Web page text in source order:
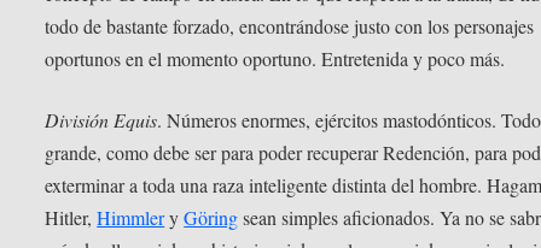
todo de bastante forzado, encontrándose justo con los personajes
oportunos en el momento oportuno. Entretenida y poco más.
División Equis. Números enormes, ejércitos mastodónticos.
grande, como debe ser para poder recuperar Redención, para
exterminar a toda una raza inteligente distinta del hombre.
Hitler,HimmleryGöringsean simples aficionados. Ya no se